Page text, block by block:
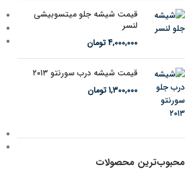
قیمت شیشه جلو میتسوبیشی
لنسر
4,000,000تومان
قیمت شیشه درب سورنتو ۲۰۱۳
1,300,000تومان
محبوب‌ترین محصولات